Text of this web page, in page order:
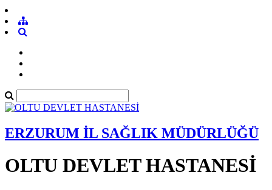
ERZURUM İL SAĞLIK MÜDÜRLÜĞÜ
OLTU DEVLET HASTANESİ